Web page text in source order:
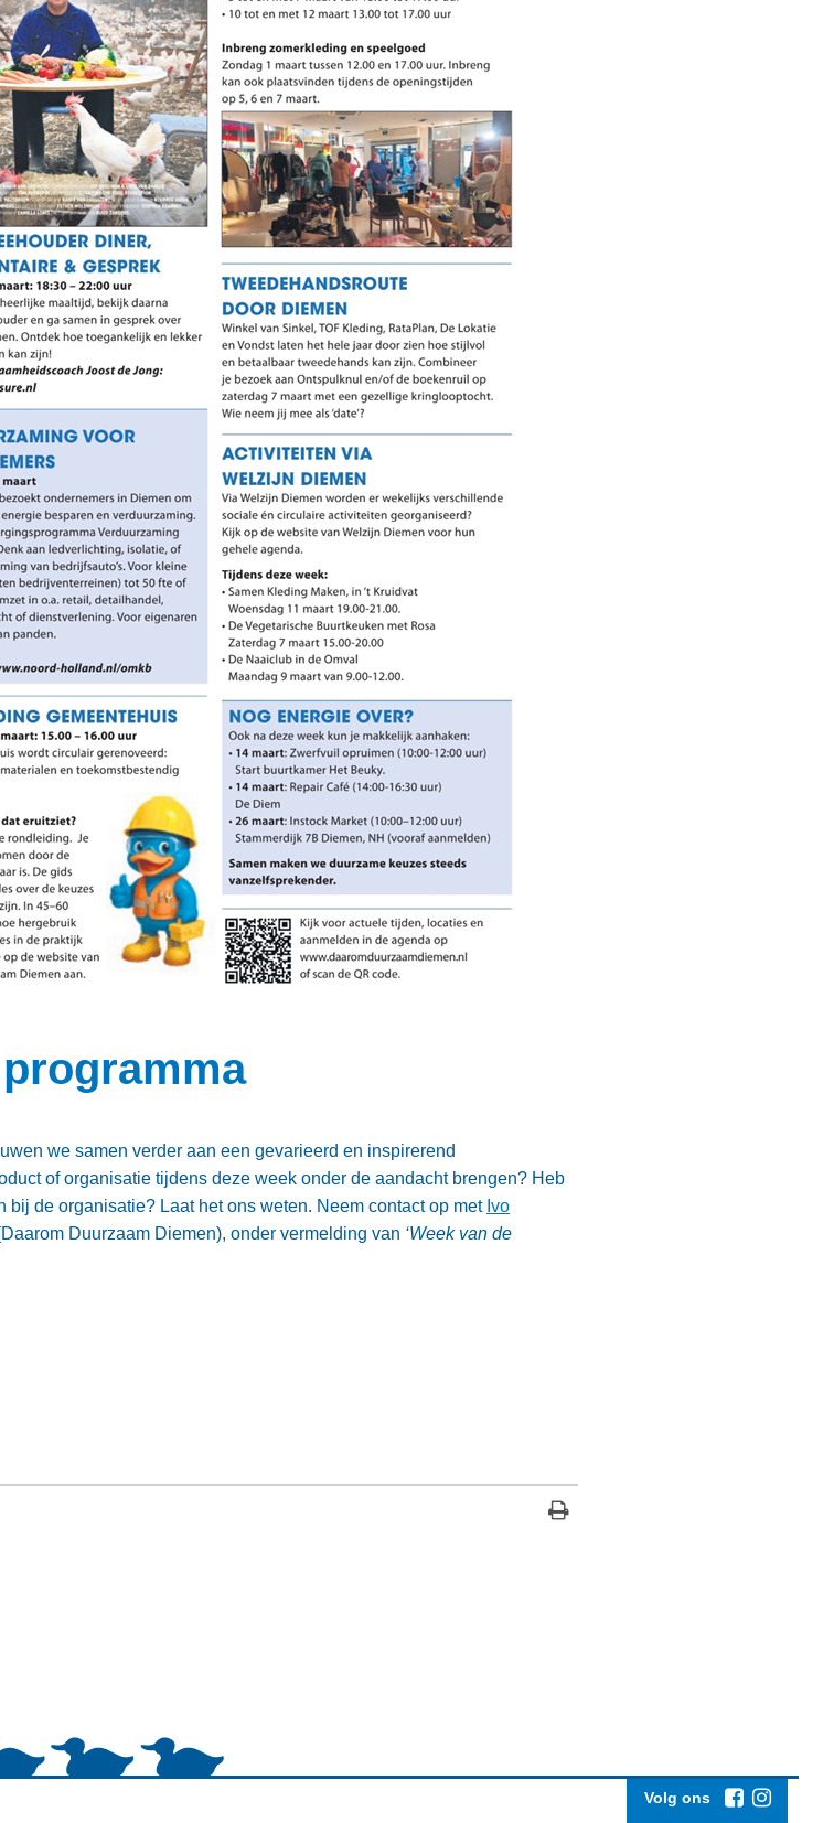
we samen verder aan een gevarieerd en inspirerend
of organisatie tijdens deze week onder de aandacht brengen? Heb
de organisatie? Laat het ons weten. Neem contact op met Ivo
Duurzaam Diemen), onder vermelding van ‘Week van de
Volg ons